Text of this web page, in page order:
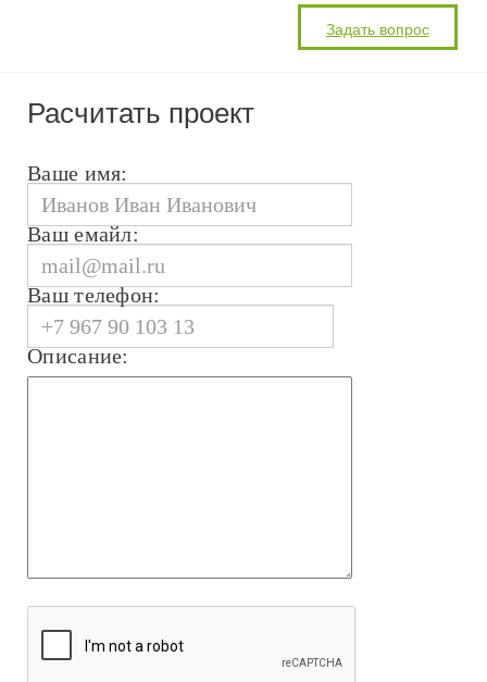
Расчитать проект
Ваше имя:
Ваш емайл:
Ваш телефон:
Описание: